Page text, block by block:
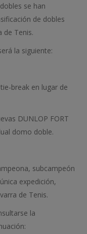
se han
de dobles
de Tenis.
la siguiente:
break en lugar de
DUNLOP FORT
domo doble.
subcampeón
expedición,
de Tenis.
la